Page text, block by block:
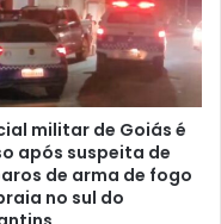
militar de Goiás é
após suspeita de
de arma de fogo
no sul do